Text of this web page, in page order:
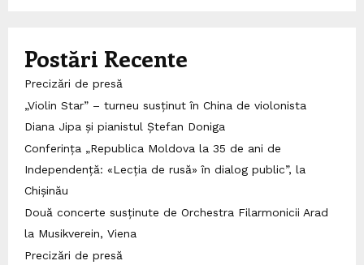
Postări Recente
Precizări de presă
„Violin Star” – turneu susținut în China de violonista
Diana Jipa și pianistul Ștefan Doniga
Conferința „Republica Moldova la 35 de ani de
Independență: «Lecția de rusă» în dialog public”, la
Chișinău
Două concerte susținute de Orchestra Filarmonicii Arad
la Musikverein, Viena
Precizări de presă